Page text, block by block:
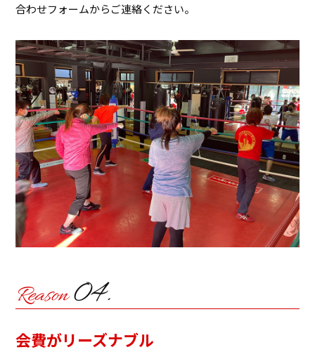
合わせフォームからご連絡ください。
会費がリーズナブル